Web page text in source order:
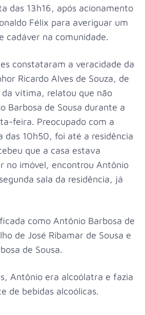
das 13h16, após acionamento
Félix para averiguar um
cadáver na comunidade.
constataram a veracidade da
Ricardo Alves de Souza, de
da vítima, relatou que não
Barbosa de Sousa durante a
feira. Preocupado com a
das 10h50, foi até a residência
que a casa estava
no imóvel, encontrou Antônio
sala da residência, já
como Antônio Barbosa de
de José Ribamar de Sousa e
de Sousa.
Antônio era alcoólatra e fazia
de bebidas alcoólicas.